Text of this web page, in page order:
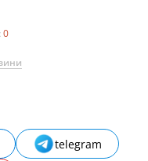
0
telegram